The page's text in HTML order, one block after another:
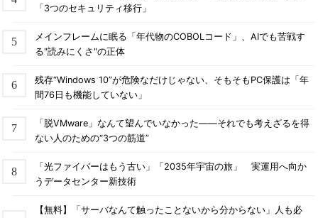
「3つのセキュリティ移行」
メインフレームに眠る「年代物のCOBOLコード」、AIでも苦戦す
る"読みにくさ"の正体
残存“Windows 10”が危険なだけじゃない、そもそもPC保護は「年
間76日も機能していない」
「脱VMware」なんて望んでいなかった――それでも考えざるを得
ない人のための“3つの筋道”
「光ファイバーはもう古い」「2035年宇宙の旅」 実運用へ向か
うデータセンター新技術
【無料】「サーバなんて触ったことないから分からない」人も必